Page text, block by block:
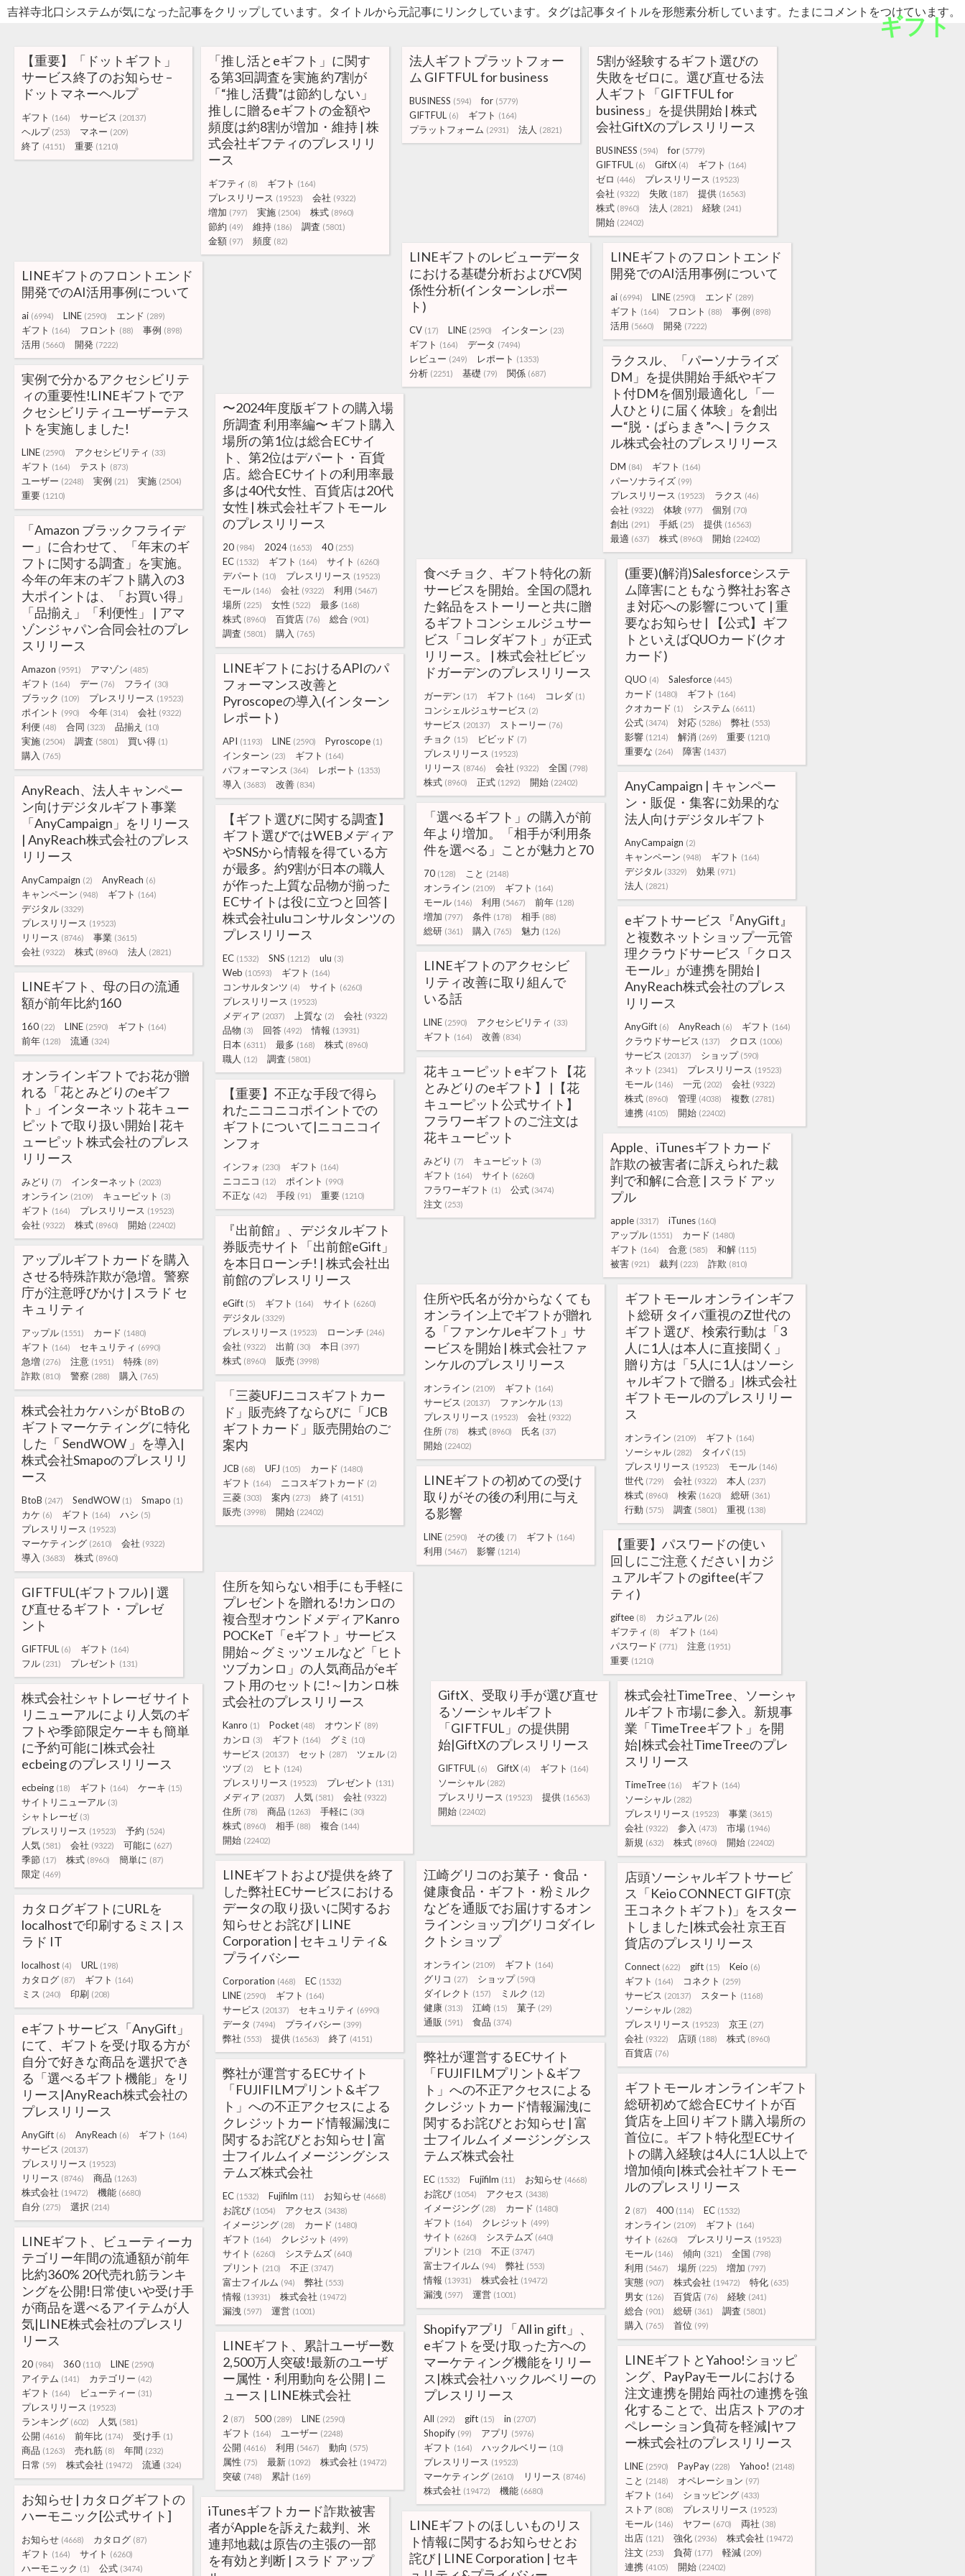
吉祥寺北口システムが気になった記事をクリップしています。タイトルから元記事にリンクしています。タグは記事タイトルを形態素分析しています。たまにコメントをつけています。
ギフト
【重要】「ドットギフト」
サービス終了のお知らせ –
ドットマネーヘルプ
ギフト (164) サービス (20137)
ヘルプ (253) マネー (209)
終了 (4151) 重要 (1210)
「推し活とeギフト」に関す
る第3回調査を実施 約7割が
「“推し活費”は節約しない」
推しに贈るeギフトの金額や
頻度は約8割が増加・維持 | 株
式会社ギフティのプレスリリ
ース
ギフティ (8) ギフト (164)
プレスリリース (19523) 会社 (9322)
増加 (797) 実施 (2504) 株式 (8960)
節約 (49) 維持 (186) 調査 (5801)
金額 (97) 頻度 (82)
法人ギフトプラットフォー
ム GIFTFUL for business
BUSINESS (594) for (5779)
GIFTFUL (6) ギフト (164)
プラットフォーム (2931) 法人 (2821)
5割が経験するギフト選びの
失敗をゼロに。選び直せる法
人ギフト「GIFTFUL for
business」を提供開始 | 株式
会社GiftXのプレスリリース
BUSINESS (594) for (5779)
GIFTFUL (6) GiftX (4) ギフト (164)
ゼロ (446) プレスリリース (19523)
会社 (9322) 失敗 (187) 提供 (16563)
株式 (8960) 法人 (2821) 経験 (241)
開始 (22402)
LINEギフトのレビューデータ
における基礎分析およびCV関
係性分析(インターンレポー
ト)
CV (17) LINE (2590) インターン (23)
ギフト (164) データ (7494)
レビュー (249) レポート (1353)
分析 (2251) 基礎 (79) 関係 (687)
LINEギフトのフロントエンド
開発でのAI活用事例について
ai (6994) LINE (2590) エンド (289)
ギフト (164) フロント (88) 事例 (898)
活用 (5660) 開発 (7222)
LINEギフトのフロントエンド
開発でのAI活用事例について
ai (6994) LINE (2590) エンド (289)
ギフト (164) フロント (88) 事例 (898)
活用 (5660) 開発 (7222)
ラクスル、「パーソナライズ
DM」を提供開始 手紙やギフ
ト付DMを個別最適化し「一
人ひとりに届く体験」を創出
ー“脱・ばらまき”へ | ラクス
ル株式会社のプレスリリース
DM (84) ギフト (164)
パーソナライズ (99)
プレスリリース (19523) ラクス (46)
会社 (9322) 体験 (977) 個別 (70)
創出 (291) 手紙 (25) 提供 (16563)
最適 (637) 株式 (8960) 開始 (22402)
実例で分かるアクセシビリテ
ィの重要性!LINEギフトでア
クセシビリティユーザーテス
トを実施しました!
LINE (2590) アクセシビリティ (33)
ギフト (164) テスト (873)
ユーザー (2248) 実例 (21) 実施 (2504)
重要 (1210)
〜2024年度版ギフトの購入場
所調査 利用率編〜 ギフト購入
場所の第1位は総合ECサイ
ト、第2位はデパート・百貨
店。総合ECサイトの利用率最
多は40代女性、百貨店は20代
女性 | 株式会社ギフトモール
のプレスリリース
20 (984) 2024 (1653) 40 (255)
EC (1532) ギフト (164) サイト (6260)
デパート (10) プレスリリース (19523)
モール (146) 会社 (9322) 利用 (5467)
場所 (225) 女性 (522) 最多 (168)
株式 (8960) 百貨店 (76) 総合 (901)
調査 (5801) 購入 (765)
「Amazon ブラックフライデ
ー」に合わせて、「年末のギ
フトに関する調査」を実施。
今年の年末のギフト購入の3
大ポイントは、「お買い得」
「品揃え」「利便性」 | アマ
ゾンジャパン合同会社のプレ
スリリース
Amazon (9591) アマゾン (485)
ギフト (164) デー (76) フライ (30)
ブラック (109) プレスリリース (19523)
ポイント (990) 今年 (314) 会社 (9322)
利便 (48) 合同 (323) 品揃え (10)
実施 (2504) 調査 (5801) 買い得 (1)
購入 (765)
食べチョク、ギフト特化の新
サービスを開始。全国の隠れ
た銘品をストーリーと共に贈
るギフトコンシェルジュサー
ビス「コレダギフト」が正式
リリース。 | 株式会社ビビッ
ドガーデンのプレスリリース
ガーデン (17) ギフト (164) コレダ (1)
コンシェルジュサービス (2)
サービス (20137) ストーリー (76)
チョク (15) ビビッド (7)
プレスリリース (19523)
リリース (8746) 会社 (9322) 全国 (798)
株式 (8960) 正式 (1292) 開始 (22402)
(重要)(解消)Salesforceシステ
ム障害にともなう弊社お客さ
ま対応への影響について | 重
要なお知らせ | 【公式】ギフ
トといえばQUOカード(クオ
カード)
QUO (4) Salesforce (445)
カード (1480) ギフト (164)
クオカード (1) システム (6611)
公式 (3474) 対応 (5286) 弊社 (553)
影響 (1214) 解消 (269) 重要 (1210)
重要な (264) 障害 (1437)
LINEギフトにおけるAPIのパ
フォーマンス改善と
Pyroscopeの導入(インターン
レポート)
API (1193) LINE (2590) Pyroscope (1)
インターン (23) ギフト (164)
パフォーマンス (364) レポート (1353)
導入 (3683) 改善 (834)
AnyCampaign | キャンペー
ン・販促・集客に効果的な
法人向けデジタルギフト
AnyCampaign (2)
キャンペーン (948) ギフト (164)
デジタル (3329) 効果 (971)
法人 (2821)
AnyReach、法人キャンペー
ン向けデジタルギフト事業
「AnyCampaign」をリリース
| AnyReach株式会社のプレス
リリース
AnyCampaign (2) AnyReach (6)
キャンペーン (948) ギフト (164)
デジタル (3329)
プレスリリース (19523)
リリース (8746) 事業 (3615)
会社 (9322) 株式 (8960) 法人 (2821)
「選べるギフト」の購入が前
年より増加。「相手が利用条
件を選べる」ことが魅力と70
70 (128) こと (2148)
オンライン (2109) ギフト (164)
モール (146) 利用 (5467) 前年 (128)
増加 (797) 条件 (178) 相手 (88)
総研 (361) 購入 (765) 魅力 (126)
【ギフト選びに関する調査】
ギフト選びではWEBメディア
やSNSから情報を得ている方
が最多。約9割が日本の職人
が作った上質な品物が揃った
ECサイトは役に立つと回答 |
株式会社uluコンサルタンツの
プレスリリース
EC (1532) SNS (1212) ulu (3)
Web (10593) ギフト (164)
コンサルタンツ (4) サイト (6260)
プレスリリース (19523)
メディア (2037) 上質な (2) 会社 (9322)
品物 (3) 回答 (492) 情報 (13931)
日本 (6311) 最多 (168) 株式 (8960)
職人 (12) 調査 (5801)
eギフトサービス『AnyGift』
と複数ネットショップ一元管
理クラウドサービス「クロス
モール」が連携を開始 |
AnyReach株式会社のプレス
リリース
AnyGift (6) AnyReach (6) ギフト (164)
クラウドサービス (137) クロス (1006)
サービス (20137) ショップ (590)
ネット (2341) プレスリリース (19523)
モール (146) 一元 (202) 会社 (9322)
株式 (8960) 管理 (4038) 複数 (2781)
連携 (4105) 開始 (22402)
LINEギフトのアクセシビ
リティ改善に取り組んで
いる話
LINE (2590) アクセシビリティ (33)
ギフト (164) 改善 (834)
LINEギフト、母の日の流通
額が前年比約160
160 (22) LINE (2590) ギフト (164)
前年 (128) 流通 (324)
花キューピットeギフト【花
とみどりのeギフト】 |【花
キューピット公式サイト】
フラワーギフトのご注文は
花キューピット
みどり (7) キューピット (3)
ギフト (164) サイト (6260)
フラワーギフト (1) 公式 (3474)
注文 (253)
オンラインギフトでお花が贈
れる「花とみどりのeギフ
ト」インターネット花キュー
ピットで取り扱い開始 | 花キ
ューピット株式会社のプレス
リリース
みどり (7) インターネット (2023)
オンライン (2109) キューピット (3)
ギフト (164) プレスリリース (19523)
会社 (9322) 株式 (8960) 開始 (22402)
【重要】不正な手段で得ら
れたニコニコポイントでの
ギフトについて|ニコニコイ
ンフォ
インフォ (230) ギフト (164)
ニコニコ (12) ポイント (990)
不正な (42) 手段 (91) 重要 (1210)
Apple、iTunesギフトカード
詐欺の被害者に訴えられた裁
判で和解に合意 | スラド アッ
プル
apple (3317) iTunes (160)
アップル (1551) カード (1480)
ギフト (164) 合意 (585) 和解 (115)
被害 (921) 裁判 (223) 詐欺 (810)
『出前館』、デジタルギフト
券販売サイト「出前館eGift」
を本日ローンチ! | 株式会社出
前館のプレスリリース
eGift (5) ギフト (164) サイト (6260)
デジタル (3329)
プレスリリース (19523) ローンチ (246)
会社 (9322) 出前 (30) 本日 (397)
株式 (8960) 販売 (3998)
アップルギフトカードを購入
させる特殊詐欺が急増。警察
庁が注意呼びかけ | スラド セ
キュリティ
アップル (1551) カード (1480)
ギフト (164) セキュリティ (6990)
急増 (276) 注意 (1951) 特殊 (89)
詐欺 (810) 警察 (288) 購入 (765)
住所や氏名が分からなくても
オンライン上でギフトが贈れ
る「ファンケルeギフト」サ
ービスを開始 | 株式会社ファ
ンケルのプレスリリース
オンライン (2109) ギフト (164)
サービス (20137) ファンケル (13)
プレスリリース (19523) 会社 (9322)
住所 (78) 株式 (8960) 氏名 (37)
開始 (22402)
ギフトモール オンラインギフ
ト総研 タイパ重視のZ世代の
ギフト選び、検索行動は「3
人に1人は本人に直接聞く」
贈り方は「5人に1人はソーシ
ャルギフトで贈る」|株式会社
ギフトモールのプレスリリー
ス
オンライン (2109) ギフト (164)
ソーシャル (282) タイパ (15)
プレスリリース (19523) モール (146)
世代 (729) 会社 (9322) 本人 (237)
株式 (8960) 検索 (1620) 総研 (361)
行動 (575) 調査 (5801) 重視 (138)
「三菱UFJニコスギフトカー
ド」販売終了ならびに「JCB
ギフトカード」販売開始のご
案内
JCB (68) UFJ (105) カード (1480)
ギフト (164) ニコスギフトカード (2)
三菱 (303) 案内 (273) 終了 (4151)
販売 (3998) 開始 (22402)
株式会社カケハシが BtoB の
ギフトマーケティングに特化
した「 SendWOW 」を導入|
株式会社Smapoのプレスリリ
ース
BtoB (247) SendWOW (1) Smapo (1)
カケ (6) ギフト (164) ハシ (5)
プレスリリース (19523)
マーケティング (2610) 会社 (9322)
導入 (3683) 株式 (8960)
LINEギフトの初めての受け
取りがその後の利用に与え
る影響
LINE (2590) その後 (7) ギフト (164)
利用 (5467) 影響 (1214)
【重要】パスワードの使い
回しにご注意ください | カジ
ュアルギフトのgiftee(ギフ
ティ)
giftee (8) カジュアル (26)
ギフティ (8) ギフト (164)
パスワード (771) 注意 (1951)
重要 (1210)
住所を知らない相手にも手軽に
プレゼントを贈れる!カンロの
複合型オウンドメディアKanro
POCKeT「eギフト」サービス
開始～グミッツェルなど「ヒト
ツブカンロ」の人気商品がeギ
フト用のセットに!～|カンロ株
式会社のプレスリリース
Kanro (1) Pocket (48) オウンド (89)
カンロ (3) ギフト (164) グミ (10)
サービス (20137) セット (287) ツェル (2)
ツブ (2) ヒト (124)
プレスリリース (19523) プレゼント (131)
メディア (2037) 人気 (581) 会社 (9322)
住所 (78) 商品 (1263) 手軽に (30)
株式 (8960) 相手 (88) 複合 (144)
開始 (22402)
GIFTFUL(ギフトフル) | 選
び直せるギフト・プレゼ
ント
GIFTFUL (6) ギフト (164)
フル (231) プレゼント (131)
GiftX、受取り手が選び直せ
るソーシャルギフト
「GIFTFUL」の提供開
始|GiftXのプレスリリース
GIFTFUL (6) GiftX (4) ギフト (164)
ソーシャル (282)
プレスリリース (19523) 提供 (16563)
開始 (22402)
株式会社TimeTree、ソーシャ
ルギフト市場に参入。新規事
業「TimeTreeギフト」を開
始|株式会社TimeTreeのプレ
スリリース
TimeTree (16) ギフト (164)
ソーシャル (282)
プレスリリース (19523) 事業 (3615)
会社 (9322) 参入 (473) 市場 (1946)
新規 (632) 株式 (8960) 開始 (22402)
株式会社シャトレーゼ サイト
リニューアルにより人気のギ
フトや季節限定ケーキも簡単
に予約可能に|株式会社
ecbeing のプレスリリース
ecbeing (18) ギフト (164) ケーキ (15)
サイトリニューアル (3)
シャトレーゼ (3)
プレスリリース (19523) 予約 (524)
人気 (581) 会社 (9322) 可能に (627)
季節 (17) 株式 (8960) 簡単に (87)
限定 (469)
LINEギフトおよび提供を終了
した弊社ECサービスにおける
データの取り扱いに関するお
知らせとお詫び | LINE
Corporation | セキュリティ&
プライバシー
Corporation (468) EC (1532)
LINE (2590) ギフト (164)
サービス (20137) セキュリティ (6990)
データ (7494) プライバシー (399)
弊社 (553) 提供 (16563) 終了 (4151)
江崎グリコのお菓子・食品・
健康食品・ギフト・粉ミルク
などを通販でお届けするオン
ラインショップ|グリコダイレ
クトショップ
オンライン (2109) ギフト (164)
グリコ (27) ショップ (590)
ダイレクト (157) ミルク (12)
健康 (313) 江崎 (15) 菓子 (29)
通販 (591) 食品 (374)
店頭ソーシャルギフトサービ
ス「Keio CONNECT GIFT(京
王コネクトギフト)」をスター
トしました|株式会社 京王百
貨店のプレスリリース
Connect (622) gift (15) Keio (6)
ギフト (164) コネクト (259)
サービス (20137) スタート (1168)
ソーシャル (282)
プレスリリース (19523) 京王 (27)
会社 (9322) 店頭 (188) 株式 (8960)
百貨店 (76)
カタログギフトにURLを
localhostで印刷するミス | ス
ラド IT
localhost (4) URL (198)
カタログ (87) ギフト (164)
ミス (240) 印刷 (208)
eギフトサービス「AnyGift」
にて、ギフトを受け取る方が
自分で好きな商品を選択でき
る「選べるギフト機能」をリ
リース|AnyReach株式会社の
プレスリリース
AnyGift (6) AnyReach (6) ギフト (164)
サービス (20137)
プレスリリース (19523)
リリース (8746) 商品 (1263)
株式会社 (19472) 機能 (6680)
自分 (275) 選択 (214)
弊社が運営するECサイト
「FUJIFILMプリント&ギフ
ト」への不正アクセスによる
クレジットカード情報漏洩に
関するお詫びとお知らせ | 富
士フイルムイメージングシス
テムズ株式会社
EC (1532) Fujifilm (11) お知らせ (4668)
お詫び (1054) アクセス (3438)
イメージング (28) カード (1480)
ギフト (164) クレジット (499)
サイト (6260) システムズ (640)
プリント (210) 不正 (3747)
富士フイルム (94) 弊社 (553)
情報 (13931) 株式会社 (19472)
漏洩 (597) 運営 (1001)
弊社が運営するECサイト
「FUJIFILMプリント&ギフ
ト」への不正アクセスによる
クレジットカード情報漏洩に
関するお詫びとお知らせ | 富
士フイルムイメージングシス
テムズ株式会社
EC (1532) Fujifilm (11) お知らせ (4668)
お詫び (1054) アクセス (3438)
イメージング (28) カード (1480)
ギフト (164) クレジット (499)
サイト (6260) システムズ (640)
プリント (210) 不正 (3747)
富士フイルム (94) 弊社 (553)
情報 (13931) 株式会社 (19472)
漏洩 (597) 運営 (1001)
ギフトモール オンラインギフト
総研初めて総合ECサイトが百
貨店を上回りギフト購入場所の
首位に。ギフト特化型ECサイ
トの購入経験は4人に1人以上で
増加傾向|株式会社ギフトモー
ルのプレスリリース
2 (87) 400 (114) EC (1532)
オンライン (2109) ギフト (164)
サイト (6260) プレスリリース (19523)
モール (146) 傾向 (321) 全国 (798)
利用 (5467) 場所 (225) 増加 (797)
実態 (907) 株式会社 (19472) 特化 (635)
男女 (126) 百貨店 (76) 経験 (241)
総合 (901) 総研 (361) 調査 (5801)
購入 (765) 首位 (99)
LINEギフト、ビューティーカ
テゴリー年間の流通額が前年
比約360% 20代売れ筋ランキ
ングを公開!日常使いや受け手
が商品を選べるアイテムが人
気|LINE株式会社のプレスリ
リース
20 (984) 360 (110) LINE (2590)
アイテム (141) カテゴリー (42)
ギフト (164) ビューティー (31)
プレスリリース (19523)
ランキング (602) 人気 (581)
公開 (4616) 前年比 (174) 受け手 (1)
商品 (1263) 売れ筋 (8) 年間 (232)
日常 (59) 株式会社 (19472) 流通 (324)
Shopifyアプリ「All in gift」、
eギフトを受け取った方への
マーケティング機能をリリー
ス|株式会社ハックルベリーの
プレスリリース
All (292) gift (15) in (2707)
Shopify (99) アプリ (5976)
ギフト (164) ハックルベリー (10)
プレスリリース (19523)
マーケティング (2610) リリース (8746)
株式会社 (19472) 機能 (6680)
LINEギフトとYahoo!ショッピ
ング、PayPayモールにおける
注文連携を開始 両社の連携を強
化することで、出店ストアのオ
ペレーション負荷を軽減|ヤフ
ー株式会社のプレスリリース
LINE (2590) PayPay (228) Yahoo! (2148)
こと (2148) オペレーション (97)
ギフト (164) ショッピング (433)
ストア (808) プレスリリース (19523)
モール (146) ヤフー (670) 両社 (38)
出店 (121) 強化 (2936) 株式会社 (19472)
注文 (253) 負荷 (177) 軽減 (209)
連携 (4105) 開始 (22402)
LINEギフト、累計ユーザー数
2,500万人突破!最新のユーザ
ー属性・利用動向を公開 | ニ
ュース | LINE株式会社
2 (87) 500 (289) LINE (2590)
ギフト (164) ユーザー (2248)
公開 (4616) 利用 (5467) 動向 (575)
属性 (75) 最新 (1092) 株式会社 (19472)
突破 (748) 累計 (169)
お知らせ | カタログギフトの
ハーモニック[公式サイト]
お知らせ (4668) カタログ (87)
ギフト (164) サイト (6260)
ハーモニック (1) 公式 (3474)
iTunesギフトカード詐欺被害
者がAppleを訴えた裁判、米
連邦地裁は原告の主張の一部
を有効と判断 | スラド アップ
LINEギフトのほしいものリス
ト情報に関するお知らせとお
詫び | LINE Corporation | セキ